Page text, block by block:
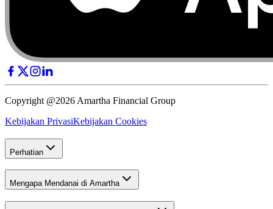
Copyright @2026 Amartha Financial Group
Kebijakan PrivasiKebijakan Cookies
Perhatian
Mengapa Mendanai di Amartha